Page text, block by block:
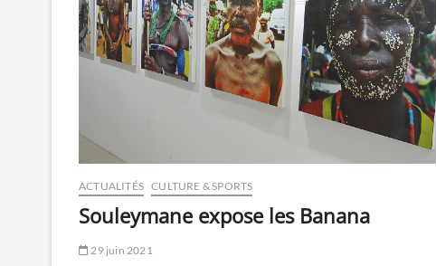
ACTUALITÉS CULTURE & SPORTS
Souleymane expose les Banana
29 juin 2021